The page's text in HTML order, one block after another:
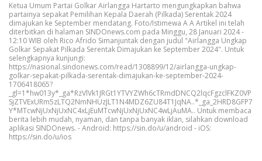
Ketua Umum Partai Golkar Airlangga Hartarto mengungkapkan bahwa
partainya sepakat Pemilihan Kepala Daerah (Pilkada) Serentak 2024
dimajukan ke September mendatang. Foto/Istimewa A A Artikel ini telah
diterbitkan di halaman SINDOnews.com pada Minggu, 28 Januari 2024 -
12:10 WIB oleh Rico Afrido Simanjuntak dengan judul "Airlangga Ungkap
Golkar Sepakat Pilkada Serentak Dimajukan ke September 2024". Untuk
selengkapnya kunjungi:
https://nasional.sindonews.com/read/1308899/12/airlangga-ungkap-
golkar-sepakat-pilkada-serentak-dimajukan-ke-september-2024-
1706418065?
_gl=1*hw013y*_ga*RzVlVk1JRGt1YTVYZWh6cTRmdDNCQ2lqcFgzclFKZ0VP
SjZTVExURm5zLTQ2NmNHUzJLT1N4MDZ6ZU84T1JqNA..*_ga_2HRD8GFP7
Y*MTcwNjUxNjUxNC4xLjEuMTcwNjUxNjUxNC4wLjAuMA.. Untuk membaca
berita lebih mudah, nyaman, dan tanpa banyak iklan, silahkan download
aplikasi SINDOnews. - Android: https://sin.do/u/android - iOS:
https://sin.do/u/ios